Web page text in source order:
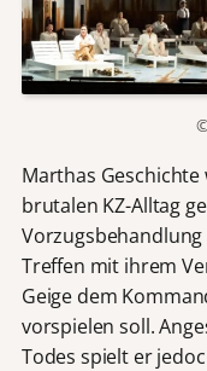
Marthas
brutalen KZ-Alltag
Treffen mit ihrem
Geige dem
vorspielen soll.
Todes spielt er